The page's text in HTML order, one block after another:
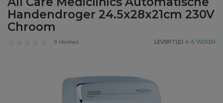
Handendroger 24.5x28x21cm 230V
Chroom
0 reviews LEVERTIJD 4-5 WEKEN